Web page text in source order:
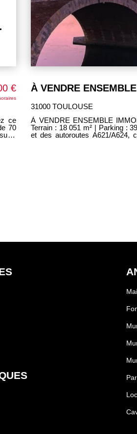
€
ce
31000 TOULOUSE
À VENDRE ENSEMBLE IMMOBILIER - TOULOUSE Surface totale : 7 525 m² |
Terrain : 18 051 m² | Parking : 395 places Situé à proximité
et des autoroutes A621/A624,
évolutif, idéal pour vos activités